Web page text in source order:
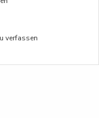
verfassen